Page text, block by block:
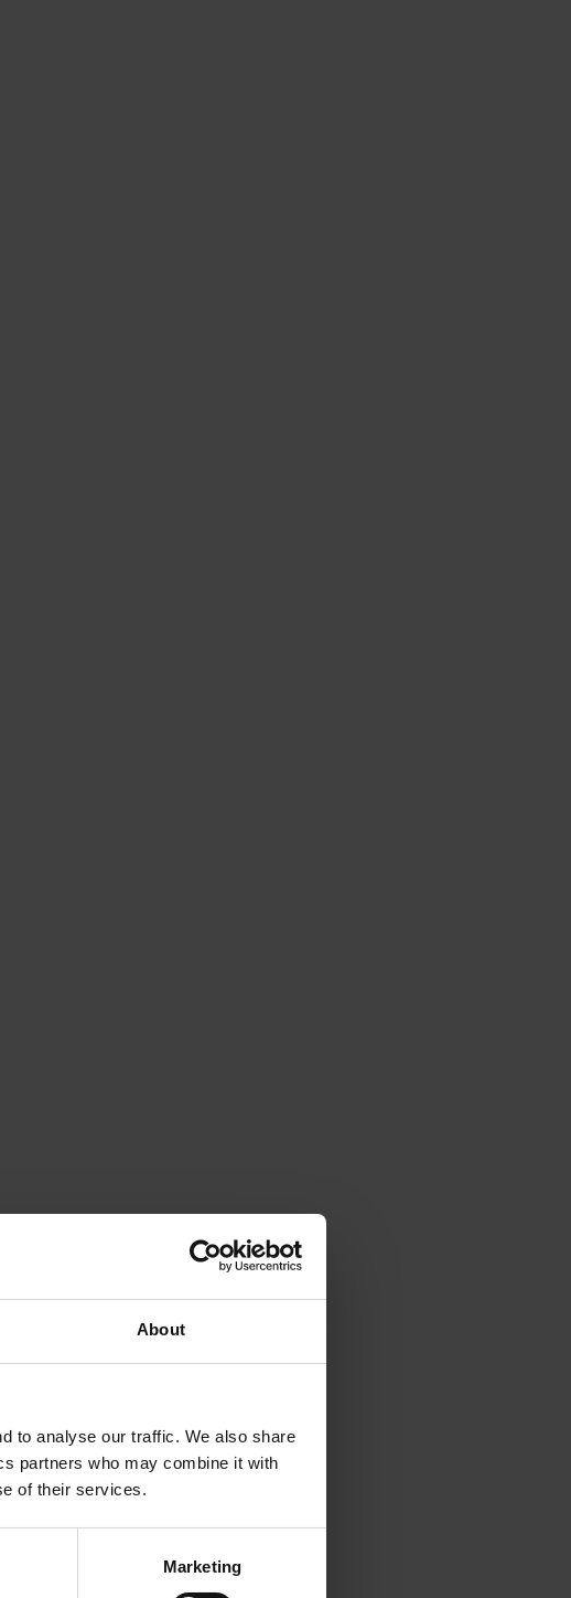
About
to analyse our traffic. We also share
partners who may combine it with
of their services.
Marketing